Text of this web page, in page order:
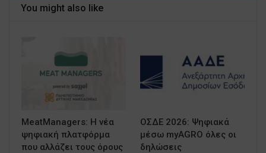
You might also like
MeatManagers: Η νέα
ψηφιακή πλατφόρμα
που αλλάζει τους όρους
ΟΣΔΕ 2026: Ψηφιακά
μέσω myAGRO όλες οι
δηλώσεις